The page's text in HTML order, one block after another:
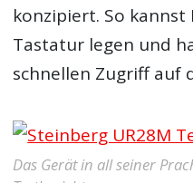
konzipiert. So kannst
Tastatur legen und
schnellen Zugriff auf
Das Gerät in all seiner